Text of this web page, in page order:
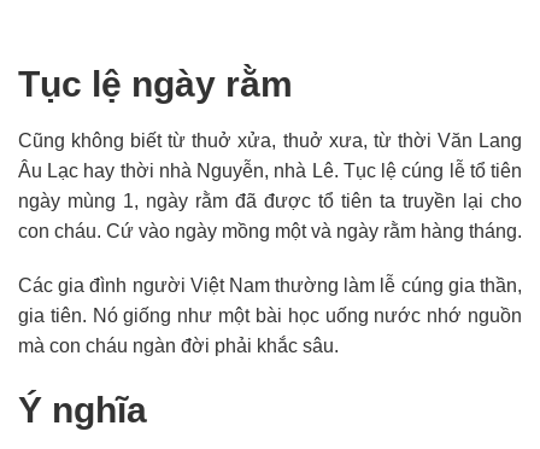
Tục lệ ngày rằm
Cũng không biết từ thuở xửa, thuở xưa, từ thời Văn Lang
Âu Lạc hay thời nhà Nguyễn, nhà Lê. Tục lệ cúng lễ tổ tiên
ngày mùng 1, ngày rằm đã được tổ tiên ta truyền lại cho
con cháu. Cứ vào ngày mồng một và ngày rằm hàng tháng.
Các gia đình người Việt Nam thường làm lễ cúng gia thần,
gia tiên. Nó giống như một bài học uống nước nhớ nguồn
mà con cháu ngàn đời phải khắc sâu.
Ý nghĩa